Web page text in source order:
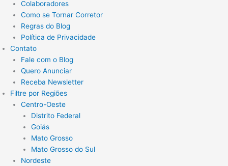
Colaboradores
Como se Tornar Corretor
Regras do Blog
Política de Privacidade
Contato
Fale com o Blog
Quero Anunciar
Receba Newsletter
Filtre por Regiões
Centro-Oeste
Distrito Federal
Goiás
Mato Grosso
Mato Grosso do Sul
Nordeste